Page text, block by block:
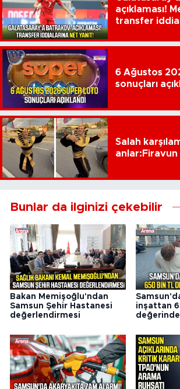
açıklaması!
transfer
6 Ağustos
sonuçları
Salah
Bunlar da ilginizi çekebilir
Bakan Memişoğlu'ndan
Samsun Şehir Hastanesi
değerlendirmesi
inşattan
değerinde